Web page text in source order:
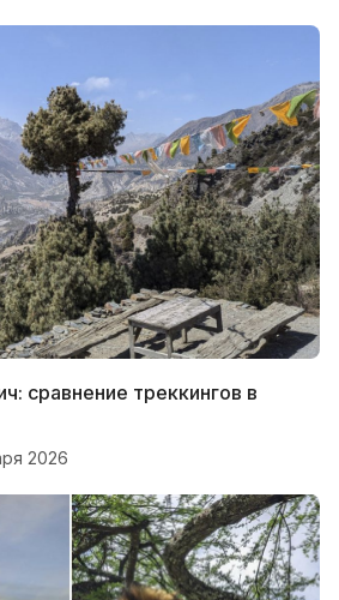
сравнение треккингов в
2026